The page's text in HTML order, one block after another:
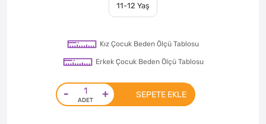
11-12 Yaş
Kız Çocuk Beden Ölçü Tablosu
Erkek Çocuk Beden Ölçü Tablosu
- + SEPETE EKLE